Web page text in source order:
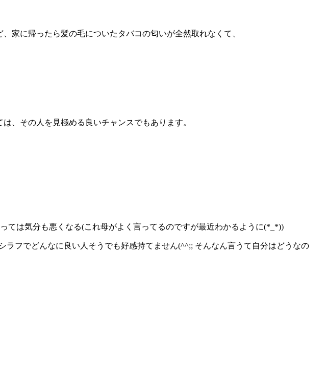
家に帰ったら髪の毛についたタバコの匂いが全然取れなくて、
、その人を見極める良いチャンスでもあります。
は気分も悪くなる(これ母がよく言ってるのですが最近わかるように(*_*))
フでどんなに良い人そうでも好感持てません(^^;; そんなん言うて自分はどうなの